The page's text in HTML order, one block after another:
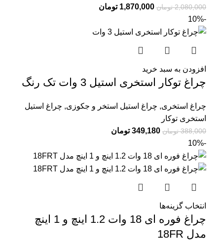
2,080,000 تومان 1,870,000 تومان
-10%
افزودن به سبد خرید
چراغ توکار استخری استیل 3 وات تک رنگ
چراغ استخری, چراغ استیل استخر و جکوزی, چراغ استیل
استخری توکار
388,000 تومان 349,180 تومان
-10%
انتخاب گزینه‌ها
چراغ فوره ای 18 وات 1.2 اینچ و 1 اینچ
مدل 18FR